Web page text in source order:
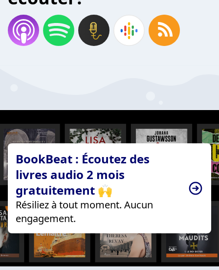
BookBeat : Écoutez des
livres audio 2 mois
gratuitement 🙌
Résiliez à tout moment. Aucun
engagement.